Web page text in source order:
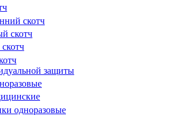
скотч
скотч
защиты
одноразовые